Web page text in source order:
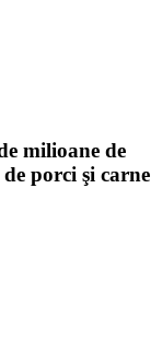
milioane de
porci şi carne